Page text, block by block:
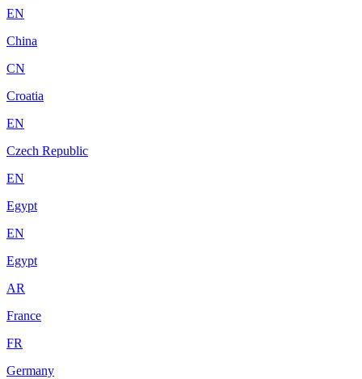
EN
China
CN
Croatia
EN
Czech Republic
EN
Egypt
EN
Egypt
AR
France
FR
Germany